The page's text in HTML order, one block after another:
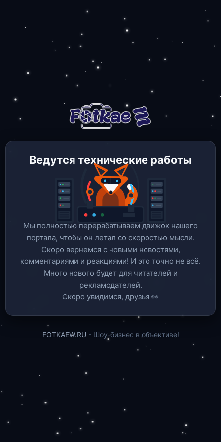
Ведутся технические работы
Мы полностью перерабатываем движок нашего
портала, чтобы он летал со скоростью мысли.
Скоро вернемся c новыми новостями,
комментариями и реакциями! И это точно не всё.
Много нового будет для читателей и
рекламодателей.
Скоро увидимся, друзья 👀
FOTKAEW.RU - Шоу-бизнес в объективе!